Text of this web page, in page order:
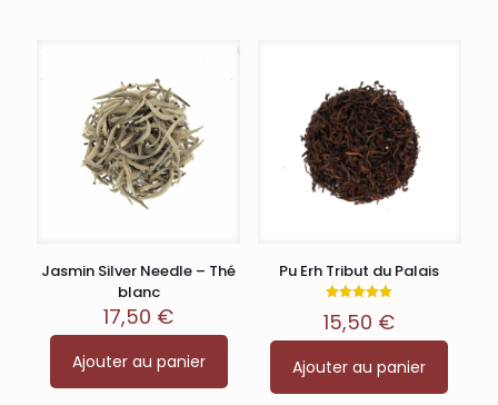
Jasmin Silver Needle – Thé
blanc
17,50 €
Ajouter au panier
Pu Erh Tribut du Palais
5.00
sur 5
15,50 €
Ajouter au panier